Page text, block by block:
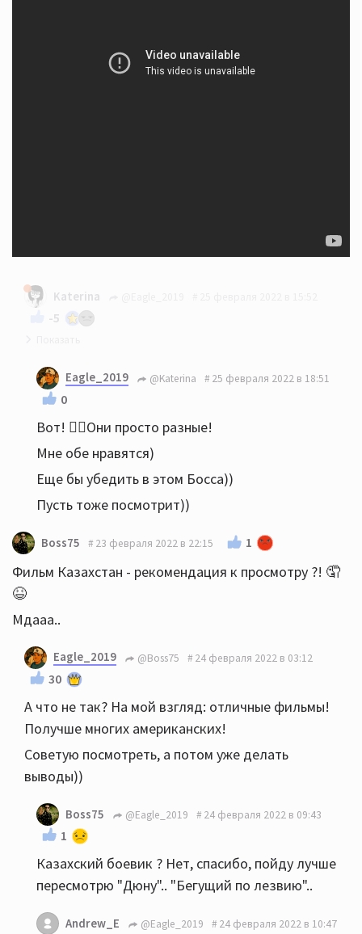
Katerina
-5
Посмотрела.
Качественно лучше первой части, но по
Eagle_2019 @Katerina 25 февраля 2022 в 18:51
0
Вот! ☝🏻Они просто разные!
Мне обе нравятся)
Еще бы убедить в этом Босса))
Пусть тоже посмотрит))
Boss75 23 февраля 2022 в 22:15 1
Фильм Казахстан - рекомендация к просмотру ?! 🤦
😆
Мдааа..
Eagle_2019 @Boss75 24 февраля 2022 в 03:12
30
А что не так? На мой взгляд: отличные фильмы!
Получше многих американских!
Советую посмотреть, а потом уже делать
выводы))
Boss75 @Eagle_2019 24 февраля 2022 в 09:43
1
Казахский боевик ? Нет, спасибо, пойду лучше
пересмотрю "Дюну".. "Бегущий по лезвию"..
Andrew_E @Eagle_2019 24 февраля 2022 в 10:47